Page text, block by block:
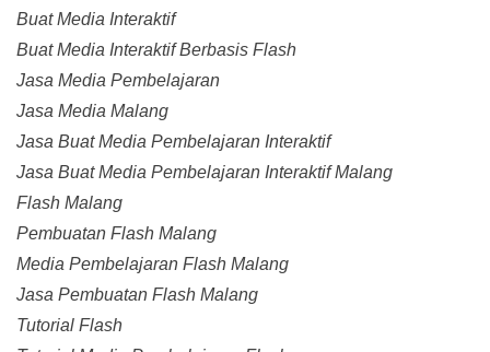
Buat Media Interaktif
Buat Media Interaktif Berbasis Flash
Jasa Media Pembelajaran
Jasa Media Malang
Jasa Buat Media Pembelajaran Interaktif
Jasa Buat Media Pembelajaran Interaktif Malang
Flash Malang
Pembuatan Flash Malang
Media Pembelajaran Flash Malang
Jasa Pembuatan Flash Malang
Tutorial Flash